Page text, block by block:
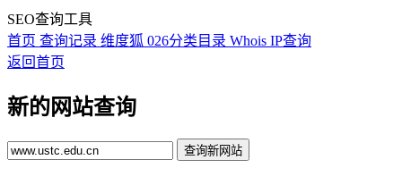
SEO查询工具
首页 查询记录 维度狐 026分类目录 Whois IP查询
返回首页
新的网站查询
查询新网站